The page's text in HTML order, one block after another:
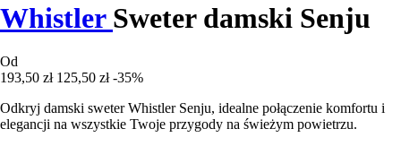
Whistler Sweter damski Senju
Od
193,50 zł 125,50 zł -35%
Odkryj damski sweter Whistler Senju, idealne połączenie komfortu i
elegancji na wszystkie Twoje przygody na świeżym powietrzu.